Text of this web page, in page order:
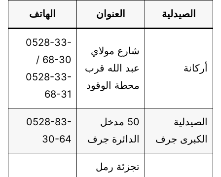
الصيدلية العنوان الهاتف
أركانة
شارع مولاي
عبد الله قرب
محطة الوقود
0528-33-
68-30 /
0528-33-
68-31
الصيدلية
الكبرى جرف
50 مدخل
الدائرة جرف
0528-83-
30-64
تجزئة رمل